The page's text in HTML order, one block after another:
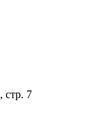
стр. 7